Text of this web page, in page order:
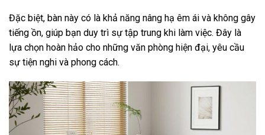
Đặc biệt, bàn này có là khả năng nâng hạ êm ái và không gây
tiếng ồn, giúp bạn duy trì sự tập trung khi làm việc. Đây là
lựa chọn hoàn hảo cho những văn phòng hiện đại, yêu cầu
sự tiện nghi và phong cách.